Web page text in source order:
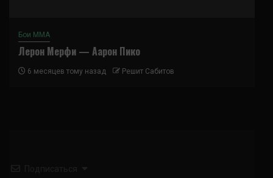
Бои ММА
Лерон Мерфи — Аарон Пико
6 месяцев тому назад Решит Сабитов